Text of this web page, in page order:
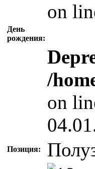
День
рождения:
on
/
on
Позиция: